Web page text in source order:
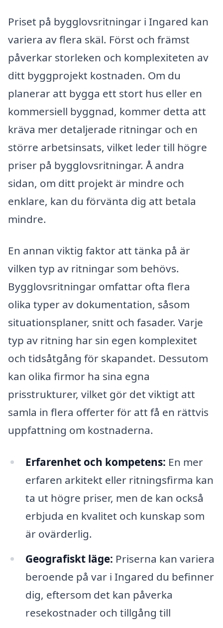
Priset på bygglovsritningar i Ingared kan
variera av flera skäl. Först och främst
påverkar storleken och komplexiteten av
ditt byggprojekt kostnaden. Om du
planerar att bygga ett stort hus eller en
kommersiell byggnad, kommer detta att
kräva mer detaljerade ritningar och en
större arbetsinsats, vilket leder till högre
priser på bygglovsritningar. Å andra
sidan, om ditt projekt är mindre och
enklare, kan du förvänta dig att betala
mindre.
En annan viktig faktor att tänka på är
vilken typ av ritningar som behövs.
Bygglovsritningar omfattar ofta flera
olika typer av dokumentation, såsom
situationsplaner, snitt och fasader. Varje
typ av ritning har sin egen komplexitet
och tidsåtgång för skapandet. Dessutom
kan olika firmor ha sina egna
prisstrukturer, vilket gör det viktigt att
samla in flera offerter för att få en rättvis
uppfattning om kostnaderna.
Erfarenhet och kompetens: En mer
erfaren arkitekt eller ritningsfirma kan
ta ut högre priser, men de kan också
erbjuda en kvalitet och kunskap som
är ovärderlig.
Geografiskt läge: Priserna kan variera
beroende på var i Ingared du befinner
dig, eftersom det kan påverka
resekostnader och tillgång till